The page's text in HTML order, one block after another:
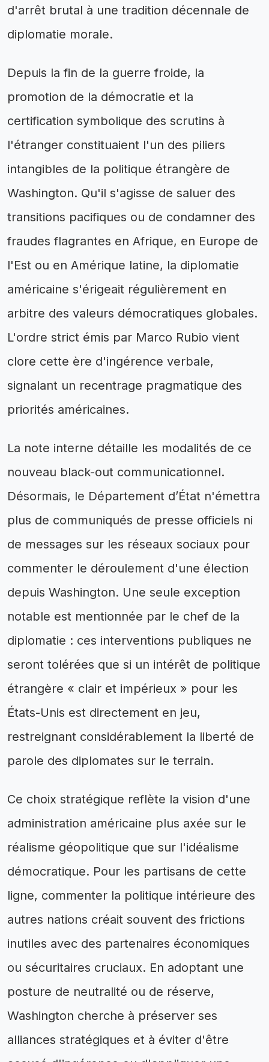
d'arrêt brutal à une tradition décennale de
diplomatie morale.
Depuis la fin de la guerre froide, la
promotion de la démocratie et la
certification symbolique des scrutins à
l'étranger constituaient l'un des piliers
intangibles de la politique étrangère de
Washington. Qu'il s'agisse de saluer des
transitions pacifiques ou de condamner des
fraudes flagrantes en Afrique, en Europe de
l'Est ou en Amérique latine, la diplomatie
américaine s'érigeait régulièrement en
arbitre des valeurs démocratiques globales.
L'ordre strict émis par Marco Rubio vient
clore cette ère d'ingérence verbale,
signalant un recentrage pragmatique des
priorités américaines.
La note interne détaille les modalités de ce
nouveau black-out communicationnel.
Désormais, le Département d’État n'émettra
plus de communiqués de presse officiels ni
de messages sur les réseaux sociaux pour
commenter le déroulement d'une élection
depuis Washington. Une seule exception
notable est mentionnée par le chef de la
diplomatie : ces interventions publiques ne
seront tolérées que si un intérêt de politique
étrangère « clair et impérieux » pour les
États-Unis est directement en jeu,
restreignant considérablement la liberté de
parole des diplomates sur le terrain.
Ce choix stratégique reflète la vision d'une
administration américaine plus axée sur le
réalisme géopolitique que sur l'idéalisme
démocratique. Pour les partisans de cette
ligne, commenter la politique intérieure des
autres nations créait souvent des frictions
inutiles avec des partenaires économiques
ou sécuritaires cruciaux. En adoptant une
posture de neutralité ou de réserve,
Washington cherche à préserver ses
alliances stratégiques et à éviter d'être